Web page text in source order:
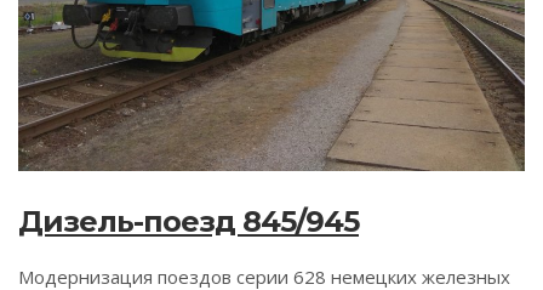
Дизель-поезд 845/945
Модернизация поездов серии 628 немецких железных